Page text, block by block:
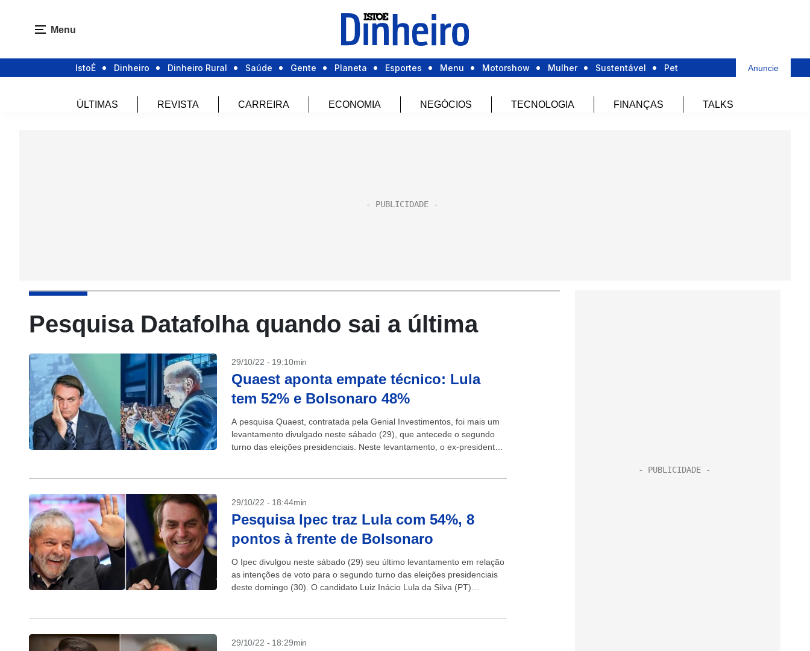
Menu
IstoÉ Dinheiro Dinheiro Rural Saúde Gente Planeta Esportes Menu Motorshow Mulher Sustentável Pet Anuncie
ÚLTIMAS REVISTA CARREIRA ECONOMIA NEGÓCIOS TECNOLOGIA FINANÇAS TALKS
Pesquisa Datafolha quando sai a última
29/10/22 - 19:10min
Quaest aponta empate técnico: Lula
tem 52% e Bolsonaro 48%
A pesquisa Quaest, contratada pela Genial Investimentos, foi mais um
levantamento divulgado neste sábado (29), que antecede o segundo
turno das eleições presidenciais. Neste levantamento, o ex-presidente
29/10/22 - 18:44min
Pesquisa Ipec traz Lula com 54%, 8
pontos à frente de Bolsonaro
O Ipec divulgou neste sábado (29) seu último levantamento em relação
as intenções de voto para o segundo turno das eleições presidenciais
deste domingo (30). O candidato Luiz Inácio Lula da Silva (PT)
29/10/22 - 18:29min